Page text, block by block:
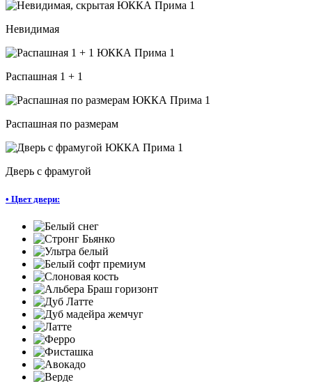
Невидимая
Распашная 1 + 1
Распашная по размерам
Дверь с фрамугой
• Цвет двери: